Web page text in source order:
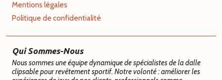
Mentions légales
Politique de confidentialité
Qui Sommes-Nous
Nous sommes une équipe dynamique de spécialistes de la dalle
clipsable pour revêtement sportif. Notre volonté : améliorer les